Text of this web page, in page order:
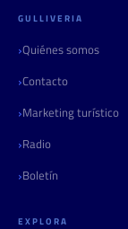
GULLIVERIA
Quiénes somos
Contacto
Marketing turístico
Radio
Boletín
EXPLORA